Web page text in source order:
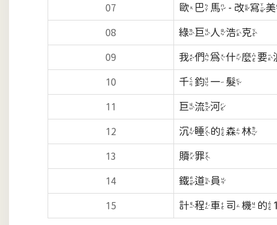
07 歐巴馬 - 改寫
08 綠巨人浩克
09 我們為什麼要
10 千鈞一髮
11 巨流河
12 沉睡的森林
13 贖罪
14 鐵道員
15 計程車司機的